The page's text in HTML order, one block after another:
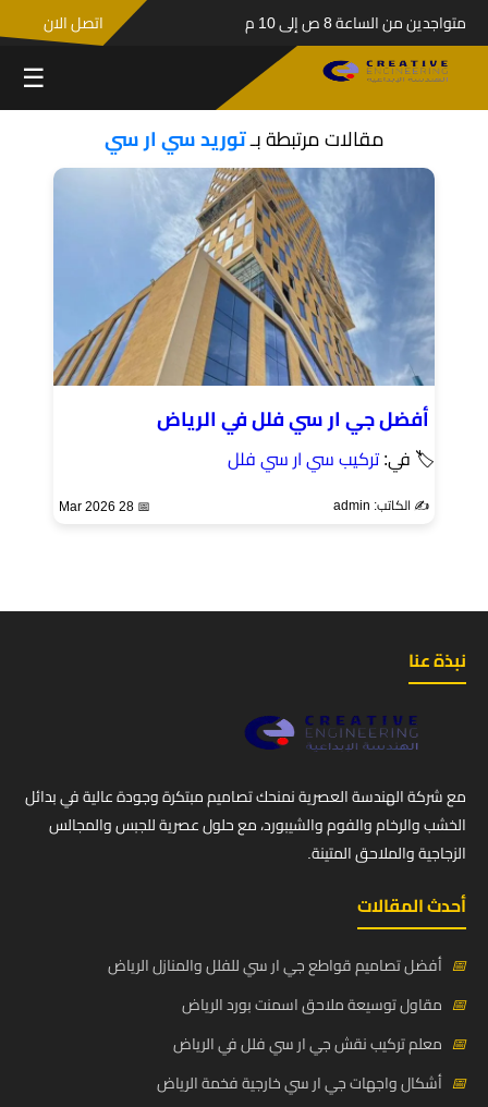
متواجدين من الساعة 8 ص إلى 10 م اتصل الان
☰
مقالات مرتبطة بـتوريد سي ار سي
أفضل جي ار سي فلل في الرياض
🏷 في:تركيب سي ار سي فلل
✍️ الكاتب: admin 📅 28 Mar 2026
نبذة عنا
مع شركة الهندسة العصرية نمنحك تصاميم مبتكرة وجودة عالية في بدائل
الخشب والرخام والفوم والشيبورد، مع حلول عصرية للجبس والمجالس
الزجاجية والملاحق المتينة.
أحدث المقالات
📅 أفضل تصاميم قواطع جي ار سي للفلل والمنازل الرياض
📅 مقاول توسيعة ملاحق اسمنت بورد الرياض
📅 معلم تركيب نقش جي ار سي فلل في الرياض
📅 أشكال واجهات جي ار سي خارجية فخمة الرياض